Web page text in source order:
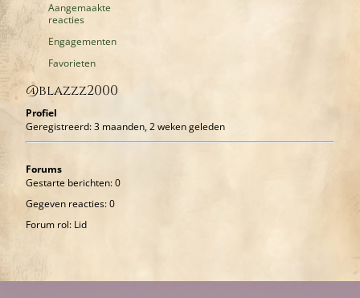
Aangemaakte
reacties
Engagementen
Favorieten
@blazzz2000
Profiel
Geregistreerd: 3 maanden, 2 weken geleden
Forums
Gestarte berichten: 0
Gegeven reacties: 0
Forum rol: Lid